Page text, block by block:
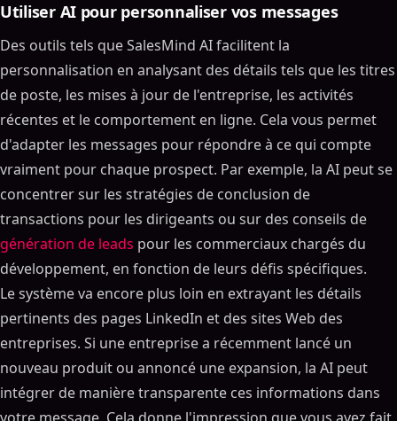
Utiliser AI pour personnaliser vos messages
Des outils tels que SalesMind AI facilitent la
personnalisation en analysant des détails tels que les titres
de poste, les mises à jour de l'entreprise, les activités
récentes et le comportement en ligne. Cela vous permet
d'adapter les messages pour répondre à ce qui compte
vraiment pour chaque prospect. Par exemple, la AI peut se
concentrer sur les stratégies de conclusion de
transactions pour les dirigeants ou sur des conseils de
génération de leads pour les commerciaux chargés du
développement, en fonction de leurs défis spécifiques.
Le système va encore plus loin en extrayant les détails
pertinents des pages LinkedIn et des sites Web des
entreprises. Si une entreprise a récemment lancé un
nouveau produit ou annoncé une expansion, la AI peut
intégrer de manière transparente ces informations dans